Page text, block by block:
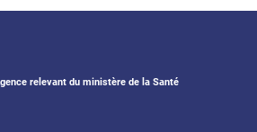
relevant du ministère de la Santé